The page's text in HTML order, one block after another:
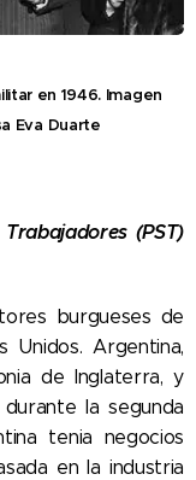
en 1946. Imagen
Eva Duarte
(PST)
burgueses de
Unidos. Argentina,
de Inglaterra, y
la segunda
tenia negocios
en la industria